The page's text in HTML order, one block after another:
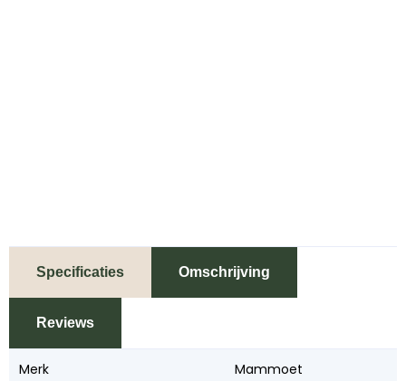
Specificaties Omschrijving
Reviews
Merk Mammoet